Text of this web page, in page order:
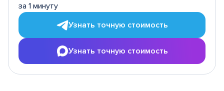
за 1 минуту
Узнать точную стоимость
Узнать точную стоимость